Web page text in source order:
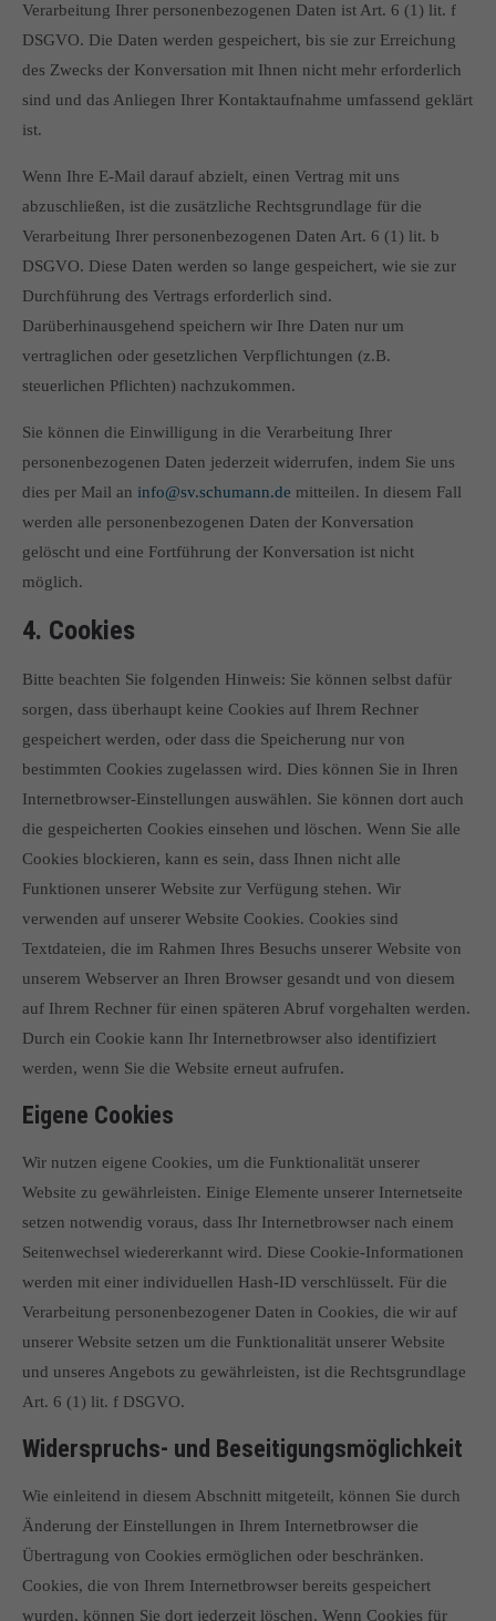
Verarbeitung Ihrer personenbezogenen Daten ist Art. 6 (1) lit. f
DSGVO. Die Daten werden gespeichert, bis sie zur Erreichung
des Zwecks der Konversation mit Ihnen nicht mehr erforderlich
sind und das Anliegen Ihrer Kontaktaufnahme umfassend geklärt
ist.
Wenn Ihre E-Mail darauf abzielt, einen Vertrag mit uns
abzuschließen, ist die zusätzliche Rechtsgrundlage für die
Verarbeitung Ihrer personenbezogenen Daten Art. 6 (1) lit. b
DSGVO. Diese Daten werden so lange gespeichert, wie sie zur
Durchführung des Vertrags erforderlich sind.
Darüberhinausgehend speichern wir Ihre Daten nur um
vertraglichen oder gesetzlichen Verpflichtungen (z.B.
steuerlichen Pflichten) nachzukommen.
Sie können die Einwilligung in die Verarbeitung Ihrer
personenbezogenen Daten jederzeit widerrufen, indem Sie uns
dies per Mail an info@sv.schumann.de mitteilen. In diesem Fall
werden alle personenbezogenen Daten der Konversation
gelöscht und eine Fortführung der Konversation ist nicht
möglich.
4. Cookies
Bitte beachten Sie folgenden Hinweis: Sie können selbst dafür
sorgen, dass überhaupt keine Cookies auf Ihrem Rechner
gespeichert werden, oder dass die Speicherung nur von
bestimmten Cookies zugelassen wird. Dies können Sie in Ihren
Internetbrowser-Einstellungen auswählen. Sie können dort auch
die gespeicherten Cookies einsehen und löschen. Wenn Sie alle
Cookies blockieren, kann es sein, dass Ihnen nicht alle
Funktionen unserer Website zur Verfügung stehen. Wir
verwenden auf unserer Website Cookies. Cookies sind
Textdateien, die im Rahmen Ihres Besuchs unserer Website von
unserem Webserver an Ihren Browser gesandt und von diesem
auf Ihrem Rechner für einen späteren Abruf vorgehalten werden.
Durch ein Cookie kann Ihr Internetbrowser also identifiziert
werden, wenn Sie die Website erneut aufrufen.
Eigene Cookies
Wir nutzen eigene Cookies, um die Funktionalität unserer
Website zu gewährleisten. Einige Elemente unserer Internetseite
setzen notwendig voraus, dass Ihr Internetbrowser nach einem
Seitenwechsel wiedererkannt wird. Diese Cookie-Informationen
werden mit einer individuellen Hash-ID verschlüsselt. Für die
Verarbeitung personenbezogener Daten in Cookies, die wir auf
unserer Website setzen um die Funktionalität unserer Website
und unseres Angebots zu gewährleisten, ist die Rechtsgrundlage
Art. 6 (1) lit. f DSGVO.
Widerspruchs- und Beseitigungsmöglichkeit
Wie einleitend in diesem Abschnitt mitgeteilt, können Sie durch
Änderung der Einstellungen in Ihrem Internetbrowser die
Übertragung von Cookies ermöglichen oder beschränken.
Cookies, die von Ihrem Internetbrowser bereits gespeichert
wurden, können Sie dort jederzeit löschen. Wenn Cookies für